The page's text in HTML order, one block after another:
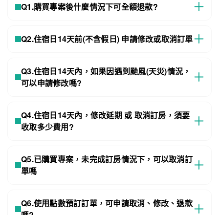
Q1.購買專案後什麼情況下可全額退款?
Q2.住宿日14天前(不含假日) 申請修改或取消訂單
Q3.住宿日14天內，如果因遇到颱風(天災)情況，
可以申請修改嗎?
Q4.住宿日14天內，修改延期 或 取消訂房，須要
收取多少費用?
Q5.已購買專案，未完成訂房情況下，可以取消訂
單嗎
Q6.使用點數預訂訂單，可申請取消、修改、退款